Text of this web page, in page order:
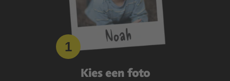
Kies een foto